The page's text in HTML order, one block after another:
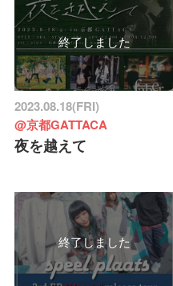
終了しました
2023.08.18(FRI)
@京都GATTACA
夜を越えて
終了しました